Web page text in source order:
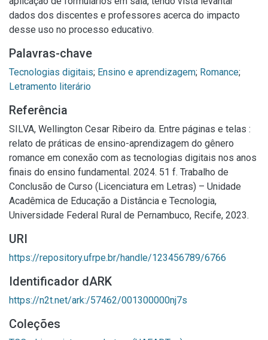
dados dos discentes e professores acerca do impacto
desse uso no processo educativo.
Palavras-chave
Tecnologias digitais; Ensino e aprendizagem; Romance;
Letramento literário
Referência
SILVA, Wellington Cesar Ribeiro da. Entre páginas e telas :
relato de práticas de ensino-aprendizagem do gênero
romance em conexão com as tecnologias digitais nos anos
finais do ensino fundamental. 2024. 51 f. Trabalho de
Conclusão de Curso (Licenciatura em Letras) – Unidade
Acadêmica de Educação a Distância e Tecnologia,
Universidade Federal Rural de Pernambuco, Recife, 2023.
URI
https://repository.ufrpe.br/handle/123456789/6766
Identificador dARK
https://n2t.net/ark:/57462/001300000nj7s
Coleções